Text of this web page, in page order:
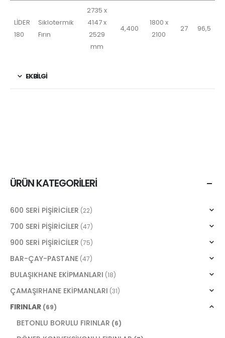
LİDER
180
Siklotermik
Fırın
2735 x
4147 x
2529
mm
4,400
1800 x
2100
27 96,5
EK BILGI
ÜRÜN KATEGORILERI
600 SERİ PİŞİRİCİLER (22)
700 SERİ PİŞİRİCİLER (47)
900 SERİ PİŞİRİCİLER (75)
BAR-ÇAY-PASTANE (47)
BULAŞIKHANE EKİPMANLARI (18)
ÇAMAŞIRHANE EKİPMANLARI (31)
FIRINLAR (69)
BETONLU BORULU FIRINLAR (6)